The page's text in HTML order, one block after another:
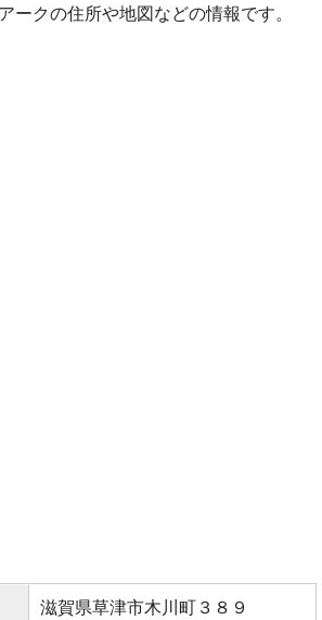
ークの住所や地図などの情報です。
滋賀県草津市木川町３８９